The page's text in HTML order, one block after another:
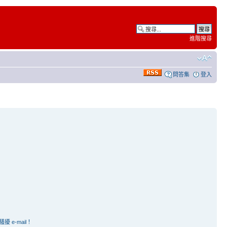
進階搜尋
問答集 登入
擾 e-mail！